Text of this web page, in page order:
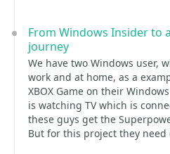
From Windows Insider to
journey
We have two Windows user,
work and at home, as a
XBOX Game on their
is watching TV which is
these guys get the
But for this project they need